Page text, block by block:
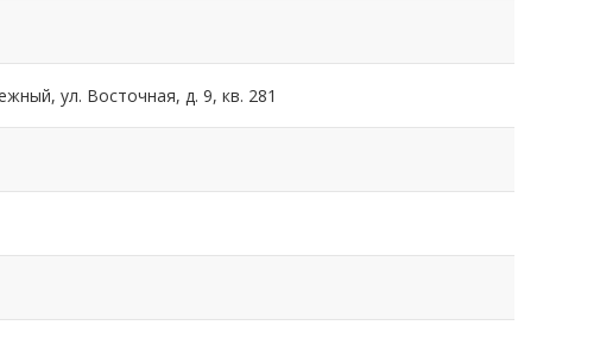
ул. Восточная, д. 9, кв. 281